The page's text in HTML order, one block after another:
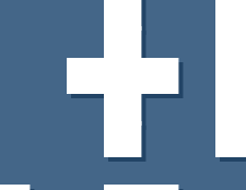
██
██